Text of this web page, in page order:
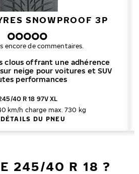
SNOWPROOF 3P
clous offrant une adhérence
neige pour voitures et SUV
performances
encore de commentaires.
40 R 18 97V XL
km/h charge max. 730 kg
DÉTAILS DU PNEU
245/40 R 18 ?